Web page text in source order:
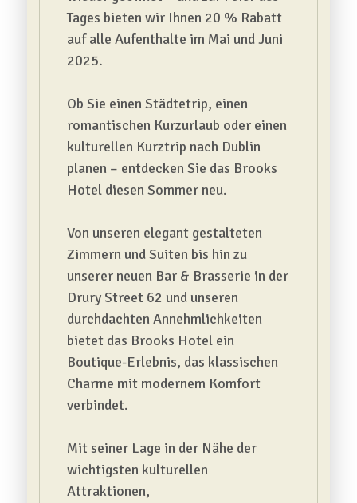
Tages bieten wir Ihnen 20 % Rabatt
auf alle Aufenthalte im Mai und Juni
2025.
Ob Sie einen Städtetrip, einen
romantischen Kurzurlaub oder einen
kulturellen Kurztrip nach Dublin
planen – entdecken Sie das Brooks
Hotel diesen Sommer neu.
Von unseren elegant gestalteten
Zimmern und Suiten bis hin zu
unserer neuen Bar & Brasserie in der
Drury Street 62 und unseren
durchdachten Annehmlichkeiten
bietet das Brooks Hotel ein
Boutique-Erlebnis, das klassischen
Charme mit modernem Komfort
verbindet.
Mit seiner Lage in der Nähe der
wichtigsten kulturellen
Attraktionen,